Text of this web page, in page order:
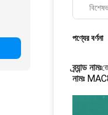
পণ্যের বর্ণনা
ব্র্যান্ড নামঃ
নামঃ